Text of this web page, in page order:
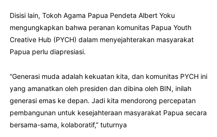
Disisi lain, Tokoh Agama Papua Pendeta Albert Yoku
mengungkapkan bahwa peranan komunitas Papua Youth
Creative Hub (PYCH) dalam menyejahterakan masyarakat
Papua perlu diapresiasi.
“Generasi muda adalah kekuatan kita, dan komunitas PYCH ini
yang amanatkan oleh presiden dan dibina oleh BIN, inilah
generasi emas ke depan. Jadi kita mendorong percepatan
pembangunan untuk kesejahteraan masyarakat Papua secara
bersama-sama, kolaboratif,” tuturnya